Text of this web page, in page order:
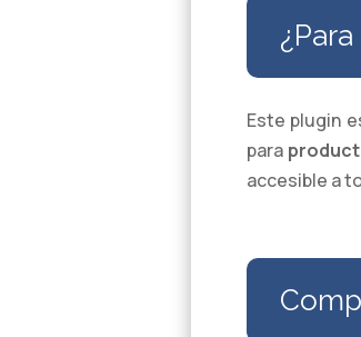
Este plugin
para
accesible a